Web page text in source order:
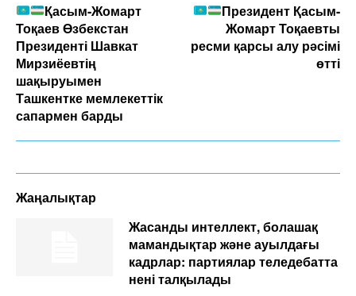
Қасым-Жомарт
Тоқаев Өзбекстан
Президенті Шавкат
Мирзиёевтің
шақыруымен
Ташкентке мемлекеттік
сапармен барды
Президент Қасым-
Жомарт Тоқаевты
ресми қарсы алу рәсімі
өтті
Жаңалықтар
Жасанды интеллект, болашақ
мамандықтар және ауылдағы
кадрлар: партиялар теледебатта
нені талқылады